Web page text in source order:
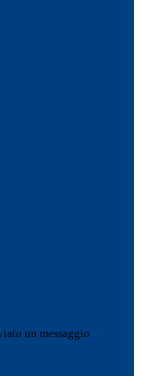
un messaggio